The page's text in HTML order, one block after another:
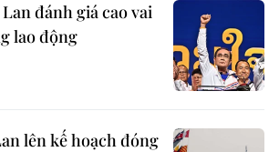
đánh giá cao vai
lao động
lên kế hoạch đóng